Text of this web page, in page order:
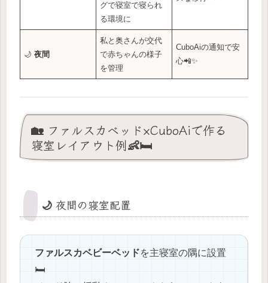
グで寝室で寝られ
る環境に
🌙夜間
私と奥さんが交代
で赤ちゃんの様子
を管理
CuboAiの通知で安
心📲✨
🏡 ファルスカベッド×CuboAiで作る
寝室レイアウト例👶🛏️
🌙 夜間の寝室配置
ファルスカベビーベッドを主寝室の隅に設置
🛏️